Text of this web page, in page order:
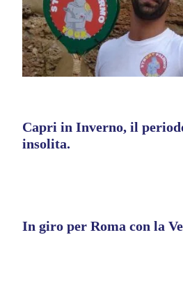
Capri in Inverno, il
insolita.
In giro per Roma con la